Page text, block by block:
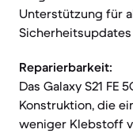
Unterstützung für
Reparierbarkeit:
Das Galaxy S21
Konstruktion, die
weniger Klebstoff